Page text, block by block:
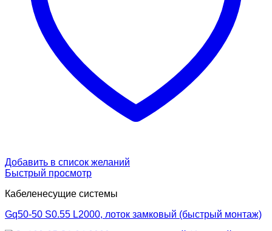
Добавить в список желаний
Быстрый просмотр
Кабеленесущие системы
Gq50-50 S0.55 L2000, лоток замковый (быстрый монтаж)